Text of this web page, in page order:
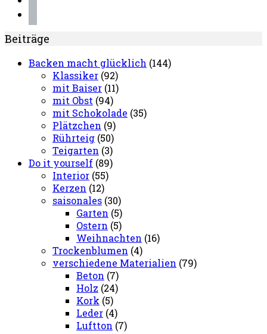
Beiträge
Backen macht glücklich (144)
Klassiker (92)
mit Baiser (11)
mit Obst (94)
mit Schokolade (35)
Plätzchen (9)
Rührteig (50)
Teigarten (3)
Do it yourself (89)
Interior (55)
Kerzen (12)
saisonales (30)
Garten (5)
Ostern (5)
Weihnachten (16)
Trockenblumen (4)
verschiedene Materialien (79)
Beton (7)
Holz (24)
Kork (5)
Leder (4)
Luftton (7)